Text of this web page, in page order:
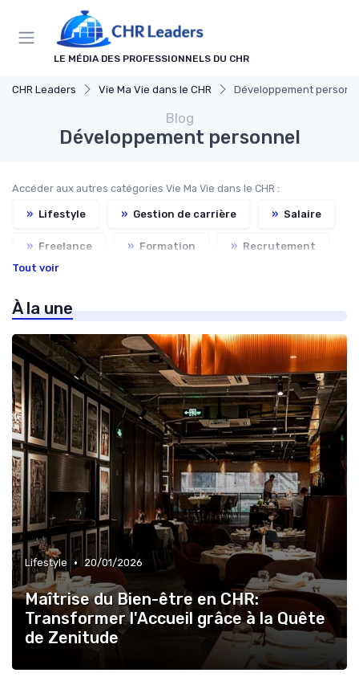
LE MÉDIA DES PROFESSIONNELS DU CHR
CHR Leaders Vie Ma Vie dans le CHR Développement
Blog
Développement personnel
Accéder aux autres catégories Vie Ma Vie dans le CHR :
» Lifestyle » Gestion de carrière » Salaire
» Freelance » Formation » Recrutement
Tout voir
À la une
Lifestyle • 20/01/2026
Maîtrise du Bien-être en CHR:
Transformer l'Accueil grâce à la Quête
de Zenitude
Panneau de gestion des cookies